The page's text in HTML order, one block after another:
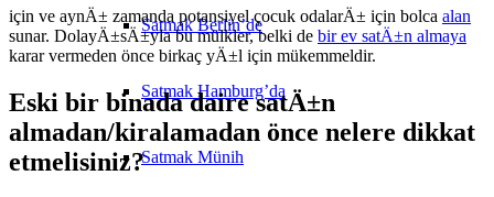
Satmak Berlin’de
Satmak Hamburg’da
Satmak Münih
için ve aynÄ± zamanda potansiyel çocuk odalarÄ± için bolca alan
sunar. DolayÄ±sÄ±yla bu mülkler, belki de bir ev satÄ±n almaya
karar vermeden önce birkaç yÄ±l için mükemmeldir.
Eski bir binada daire satÄ±n
almadan/kiralamadan önce nelere dikkat
etmelisiniz?